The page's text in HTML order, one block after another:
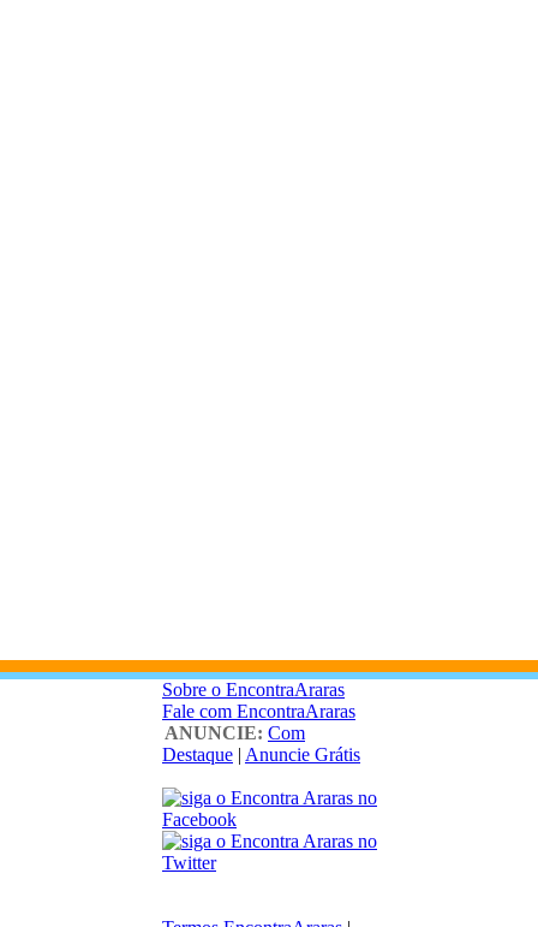
Sobre o EncontraAraras
Fale com EncontraAraras
ANUNCIE: Com
Destaque | Anuncie Grátis